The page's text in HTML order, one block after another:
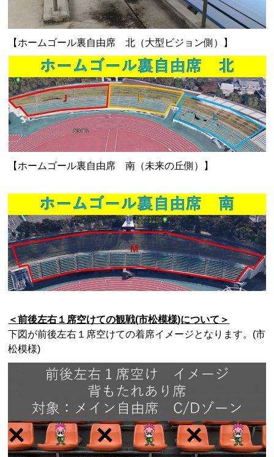
【ホームゴール裏自由席 北（大型ビジョン側）】
【ホームゴール裏自由席 南（未来の丘側）】
＜前後左右１席空けての観戦(市松模様)について＞
下図が前後左右１席空けての着席イメージとなります。 (市
松模様)